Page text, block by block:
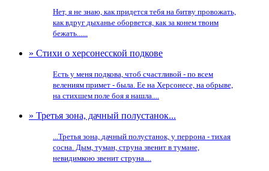
Нет, я не знаю, как придется тебя на битву провожать,
как вдруг дыханье оборвется, как за конем твоим
бежать......
» Стихи о херсонесской подкове
Есть у меня подкова, чтоб счастливой - по всем
велениям примет - была. Ее на Херсонесе, на обрыве,
на стихшем поле боя я нашла....
» Третья зона, дачный полустанок...
...Третья зона, дачный полустанок, у перрона - тихая
сосна. Дым, туман, струна звенит в тумане,
невидимкою звенит струна....